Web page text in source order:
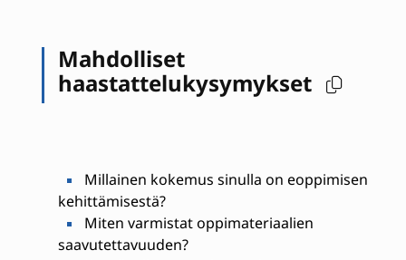
Mahdolliset
haastattelukysymykset
Millainen kokemus sinulla on eoppimisen
kehittämisestä?
Miten varmistat oppimateriaalien
saavutettavuuden?